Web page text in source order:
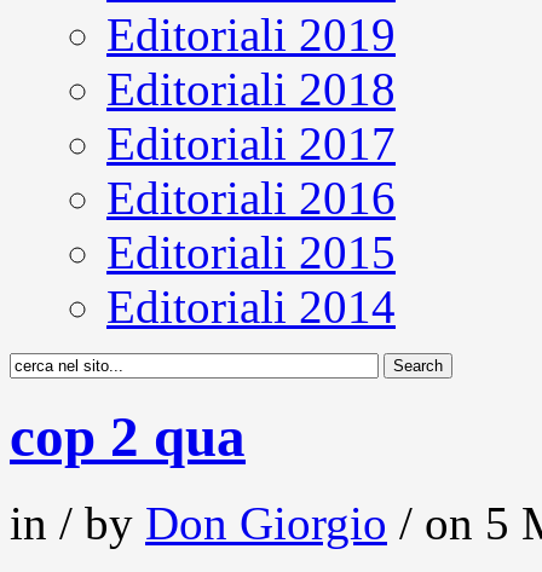
Editoriali 2019
Editoriali 2018
Editoriali 2017
Editoriali 2016
Editoriali 2015
Editoriali 2014
cop 2 qua
in / by Don Giorgio / on 5